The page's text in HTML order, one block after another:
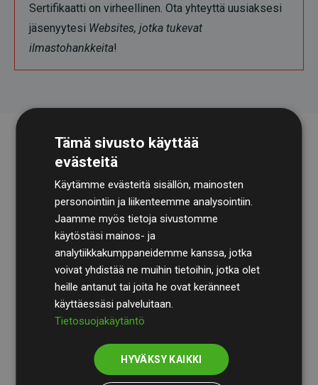
Sertifikaatti on virheellinen. Ota yhteyttä uusiaksesi
jäsenyytesi Websites, jotka tukevat
ilmastohankkeita!
TilintarkastusyhtiöBDOkäy säännöllisesti läpi
laskelmamme ja menetelmämme varmistaakseen
läpinäkyvyyden ja luotettavuuden.
Heidän tarkastuksensa osoittavat, että investoinnit
ilmastohankkeisiin kompensoivat keskimäärin
arvioiduista CO₂-päästöistä
jäsenverkkosivustoilla –
selkeä todiste toimintatapamme todellisesta
Tämä sivusto käyttää
evästeitä
Käytämme evästeitä sisällön, mainosten
personointiin ja liikenteemme analysointiin.
Jaamme myös tietoja sivustomme
käytöstäsi mainos- ja
analytiikkakumppaneidemme kanssa, jotka
voivat yhdistää ne muihin tietoihin, jotka olet
heille antanut tai joita he ovat keränneet
käyttäessäsi palveluitaan.
Tietosuojakäytäntö
HYVÄKSY KAIKKI